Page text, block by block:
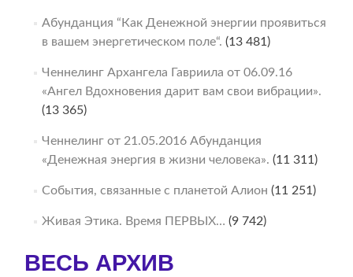
Абунданция “Как Денежной энергии проявиться
в вашем энергетическом поле“. (13 481)
Ченнелинг Архангела Гавриила от 06.09.16
«Ангел Вдохновения дарит вам свои вибрации».
(13 365)
Ченнелинг от 21.05.2016 Абунданция
«Денежная энергия в жизни человека». (11 311)
События, связанные с планетой Алион (11 251)
Живая Этика. Время ПЕРВЫХ… (9 742)
ВЕСЬ АРХИВ